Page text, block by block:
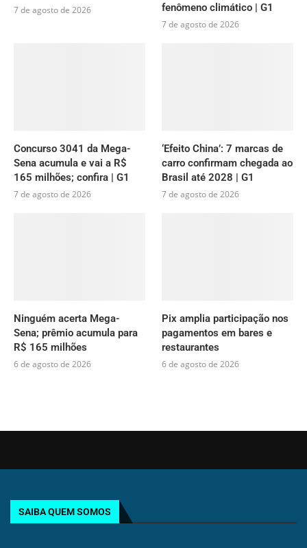
7 de agosto de 2026
fenômeno climático | G1
7 de agosto de 2026
Concurso 3041 da Mega-
Sena acumula e vai a R$
165 milhões; confira | G1
7 de agosto de 2026
‘Efeito China’: 7 marcas de
carro confirmam chegada ao
Brasil até 2028 | G1
7 de agosto de 2026
Ninguém acerta Mega-
Sena; prêmio acumula para
R$ 165 milhões
6 de agosto de 2026
Pix amplia participação nos
pagamentos em bares e
restaurantes
6 de agosto de 2026
SAIBA QUEM SOMOS